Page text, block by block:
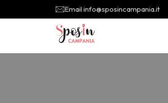
Email info@sposincampania.it